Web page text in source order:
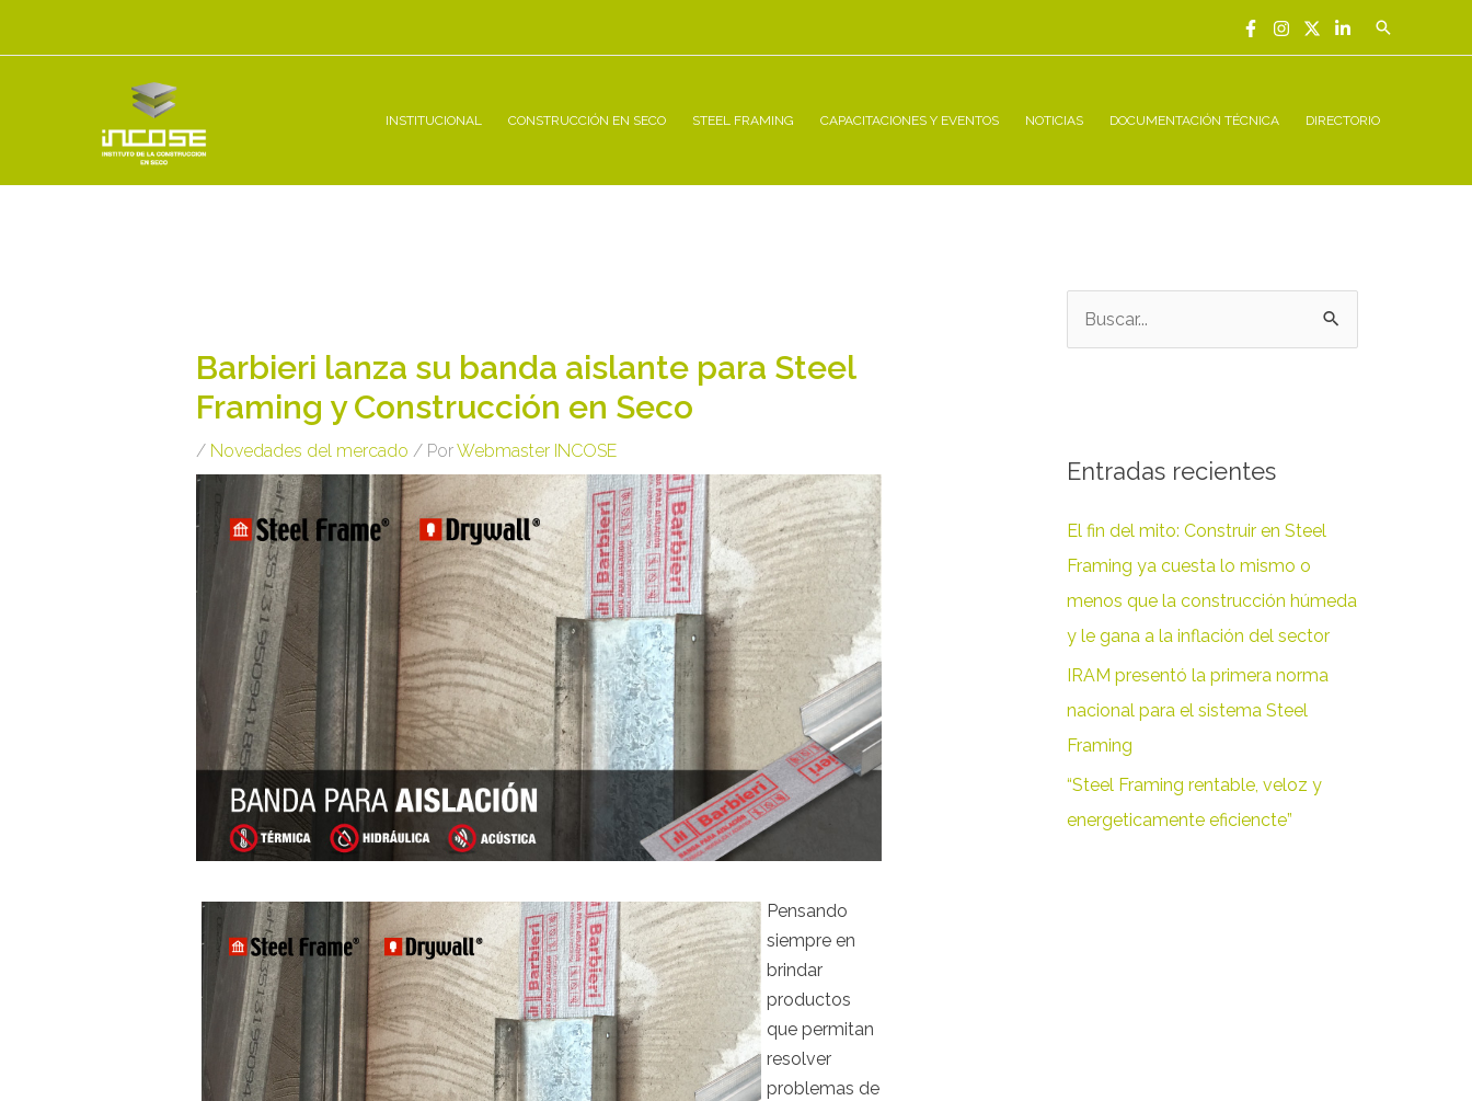
Buscar
INSTITUCIONAL CONSTRUCCIÓN EN SECO STEEL FRAMING CAPACITACIONES Y EVENTOS NOTICIAS DOCUMENTACIÓN TÉCNICA DIRECTORIO
Barbieri lanza su banda aislante para Steel
Framing y Construcción en Seco
/ Novedades del mercado / PorWebmaster INCOSE
Pensando
siempre en
brindar
productos
que permitan
resolver
problemas de
a
p
o
r
:
Entradas recientes
El fin del mito: Construir en Steel
Framing ya cuesta lo mismo o
menos que la construcción húmeda
y le gana a la inflación del sector
IRAM presentó la primera norma
nacional para el sistema Steel
Framing
“Steel Framing rentable, veloz y
energeticamente eficiencte”